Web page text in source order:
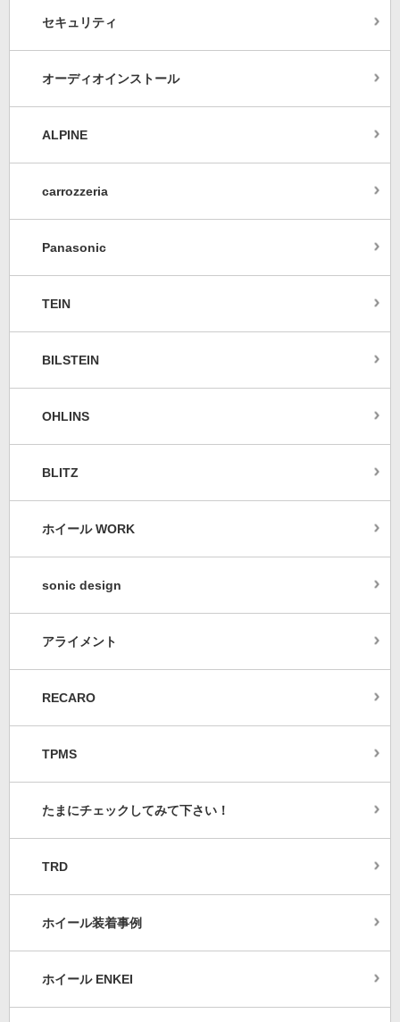
セキュリティ
オーディオインストール
ALPINE
carrozzeria
Panasonic
TEIN
BILSTEIN
OHLINS
BLITZ
ホイール WORK
sonic design
アライメント
RECARO
TPMS
たまにチェックしてみて下さい！
TRD
ホイール装着事例
ホイール ENKEI